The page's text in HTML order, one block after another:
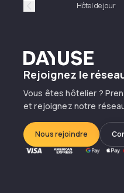
Précédent Hôtel de jour
Dayuse
Rejoignez le
Vous êtes hôtelier ?
et rejoignez notre
Nous rejoindre